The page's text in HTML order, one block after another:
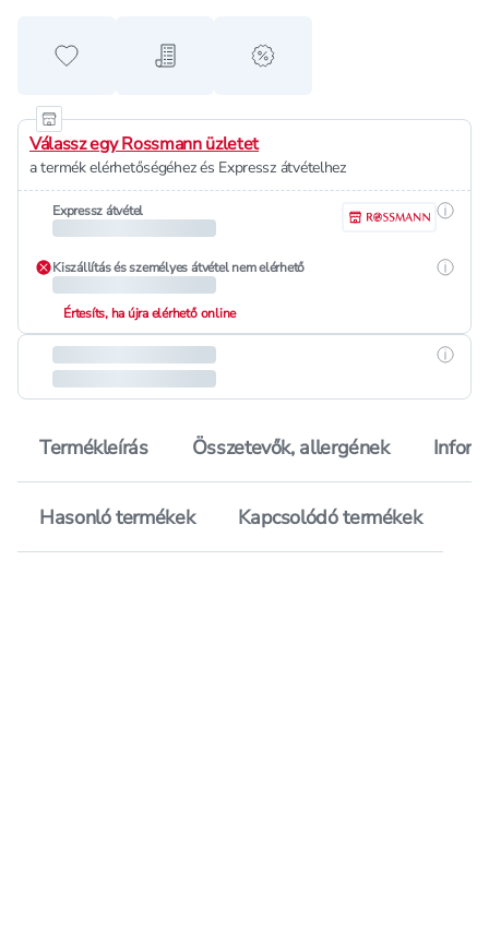
Hozzáadás a kedvencekhez
Hozzáadás a bevásárló listához
alert when on sale
Válassz egy Rossmann üzletet
a termék elérhetőségéhez és Expressz átvételhez
Expressz átvétel
Kiszállítás és személyes átvétel nem elérhető
Értesíts, ha újra elérhető online
Termékleírás Összetevők, allergének
Hasonló termékek Kapcsolódó termékek